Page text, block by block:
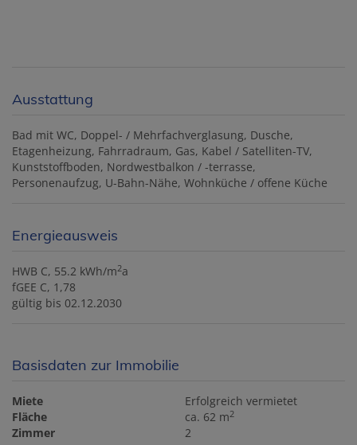
Ausstattung
Bad mit WC Doppel- / Mehrfachverglasung Dusche
Etagenheizung Fahrradraum Gas Kabel / Satelliten-TV
Kunststoffboden Nordwestbalkon / -terrasse
Personenaufzug U-Bahn-Nähe Wohnküche / offene Küche
Energieausweis
HWB C, 55.2 kWh/m2a
fGEE C, 1,78
gültig bis 02.12.2030
Basisdaten zur Immobilie
Miete
Erfolgreich vermietet
Fläche
ca. 62 m2
Zimmer 2